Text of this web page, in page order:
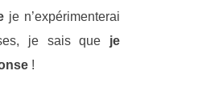
je n’expérimenterai
je sais que je
!